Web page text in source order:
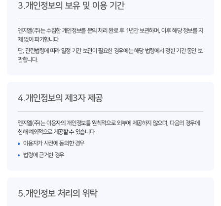
3.개인정보의 보유 및 이용 기간
엔지엘(주)는 수집한 개인정보를 문의 처리 완료 후 1년간 보관하며, 이후 해당 정보를 지
체 없이 파기합니다.
단, 관련법령에 따라 일정 기간 보관이 필요한 경우에는 해당 법령에서 정한 기간 동안 보
관합니다.
4.개인정보의 제3자 제공
엔지엘(주)는 이용자의 개인정보를 원칙적으로 외부에 제공하지 않으며, 다음의 경우에
한해 예외적으로 제공할 수 있습니다.
이용자가 사전에 동의한 경우
법령에 근거한 경우
5.개인정보 처리의 위탁